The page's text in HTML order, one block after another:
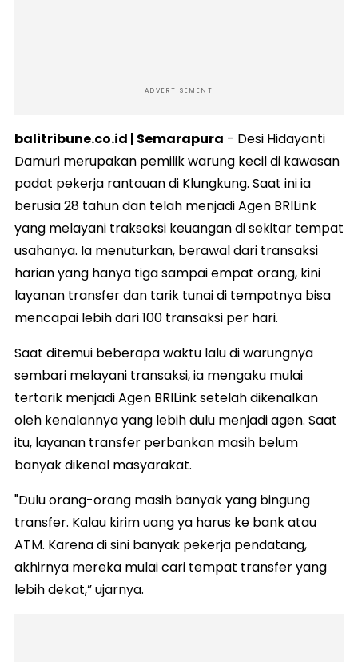
ADVERTISEMENT
balitribune.co.id | Semarapura - Desi Hidayanti
Damuri merupakan pemilik warung kecil di kawasan
padat pekerja rantauan di Klungkung. Saat ini ia
berusia 28 tahun dan telah menjadi Agen BRILink
yang melayani traksaksi keuangan di sekitar tempat
usahanya. Ia menuturkan, berawal dari transaksi
harian yang hanya tiga sampai empat orang, kini
layanan transfer dan tarik tunai di tempatnya bisa
mencapai lebih dari 100 transaksi per hari.
Saat ditemui beberapa waktu lalu di warungnya
sembari melayani transaksi, ia mengaku mulai
tertarik menjadi Agen BRILink setelah dikenalkan
oleh kenalannya yang lebih dulu menjadi agen. Saat
itu, layanan transfer perbankan masih belum
banyak dikenal masyarakat.
"Dulu orang-orang masih banyak yang bingung
transfer. Kalau kirim uang ya harus ke bank atau
ATM. Karena di sini banyak pekerja pendatang,
akhirnya mereka mulai cari tempat transfer yang
lebih dekat,” ujarnya.